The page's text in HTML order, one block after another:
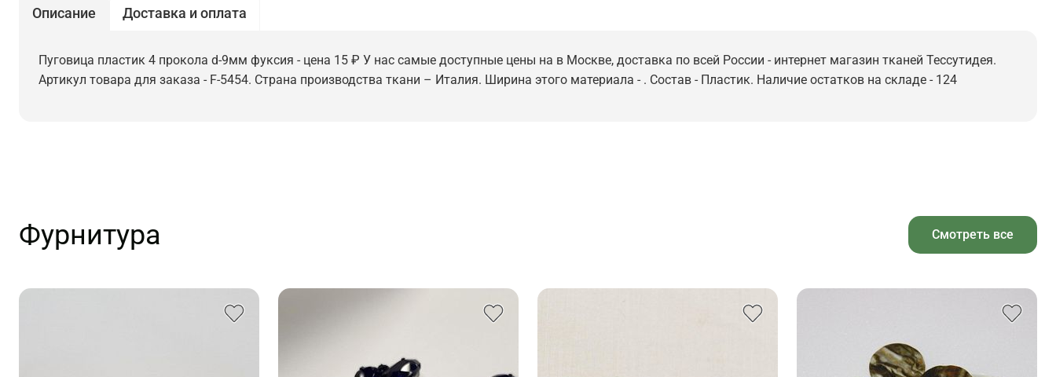
Описание Доставка и оплата
Пуговица пластик 4 прокола d-9мм фуксия - цена 15 ₽ У нас самые доступные цены на в Москве, доставка по всей России - интернет магазин тканей Тессутидея.
Артикул товара для заказа - F-5454. Страна производства ткани – Италия. Ширина этого материала - . Состав - Пластик. Наличие остатков на складе - 124
Фурнитура Смотреть все